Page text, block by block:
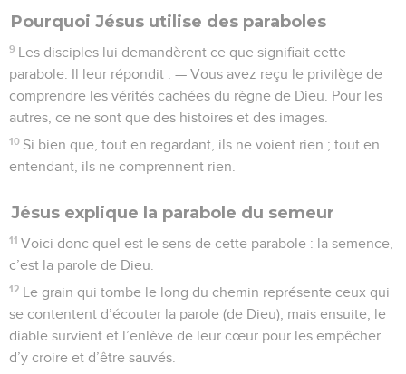
Pourquoi Jésus utilise des paraboles
9 Les disciples lui demandèrent ce que signifiait cette
parabole. Il leur répondit : — Vous avez reçu le privilège de
comprendre les vérités cachées du règne de Dieu. Pour les
autres, ce ne sont que des histoires et des images.
10 Si bien que, tout en regardant, ils ne voient rien ; tout en
entendant, ils ne comprennent rien.
Jésus explique la parabole du semeur
11 Voici donc quel est le sens de cette parabole : la semence,
c’est la parole de Dieu.
12 Le grain qui tombe le long du chemin représente ceux qui
se contentent d’écouter la parole (de Dieu), mais ensuite, le
diable survient et l’enlève de leur cœur pour les empêcher
d’y croire et d’être sauvés.